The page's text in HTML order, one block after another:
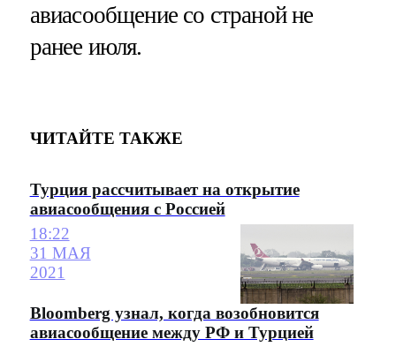
авиасообщение со страной не
ранее июля.
ЧИТАЙТЕ ТАКЖЕ
Турция рассчитывает на открытие
авиасообщения с Россией
18:22
31 МАЯ
2021
Bloomberg узнал, когда возобновится
авиасообщение между РФ и Турцией